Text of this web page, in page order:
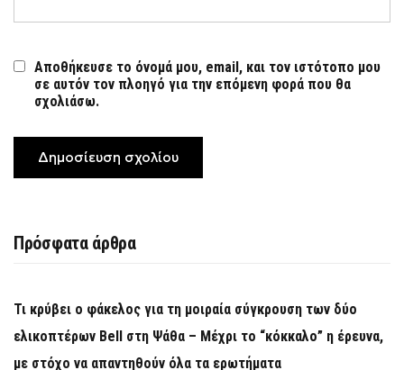
Αποθήκευσε το όνομά μου, email, και τον ιστότοπο μου
σε αυτόν τον πλοηγό για την επόμενη φορά που θα
σχολιάσω.
Πρόσφατα άρθρα
Τι κρύβει ο φάκελος για τη μοιραία σύγκρουση των δύο
ελικοπτέρων Bell στη Ψάθα – Μέχρι το “κόκκαλο” η έρευνα,
με στόχο να απαντηθούν όλα τα ερωτήματα